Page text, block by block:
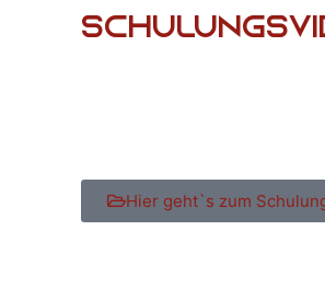
Hier geht`s zum